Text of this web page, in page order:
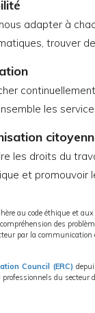
adapter à
trouver
les
les droits du
et promouvoir
au code éthique et
des
par la communication
Council (ERC)
du secteur